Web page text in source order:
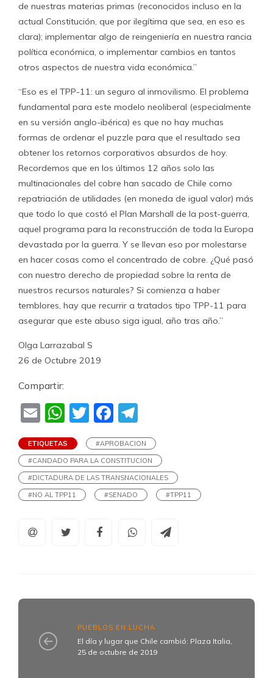
de nuestras materias primas (reconocidos incluso en la
actual Constitución, que por ilegítima que sea, en eso es
clara); implementar algo de reingeniería en nuestra rancia
política económica, o implementar cambios en tantos
otros aspectos de nuestra vida económica.”
“Eso es el TPP-11: un seguro al inmovilismo. El problema
fundamental para este modelo neoliberal (especialmente
en su versión anglo-ibérica) es que no hay muchas
formas de ordenar el puzzle para que el resultado sea
obtener los retornos corporativos absurdos de hoy.
Recordemos que en los últimos 12 años solo las
multinacionales del cobre han sacado de Chile como
repatriación de utilidades (en moneda de igual valor) más
que todo lo que costó el Plan Marshall de la post-guerra,
aquel programa para la reconstrucción de toda la Europa
devastada por la guerra. Y se llevan eso por molestarse
en hacer cosas como el concentrado de cobre. ¿Qué pasó
con nuestro derecho de propiedad sobre la renta de
nuestros recursos naturales? Si comienza a haber
temblores, hay que recurrir a tratados tipo TPP-11 para
asegurar que este abuso siga igual, año tras año.”
Olga Larrazabal S
26 de Octubre 2019
Compartir:
EmailWhatsApp
TwitterFacebook
ETIQUETAS
#APROBACION
#CANDADO PARA LA CONSTITUCION
#DICTADURA DE LAS TRANSNACIONALES
#NO AL TPP11
#SENADO #TPP11
PUEBLOS EN LUCHA
El día y lugar que Chile cambió: Plaza Italia,
25 de octubre de 2019